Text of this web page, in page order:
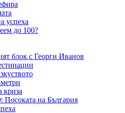
успеха
до 100?
блок с Георги Иванов
криза
Посоката на България